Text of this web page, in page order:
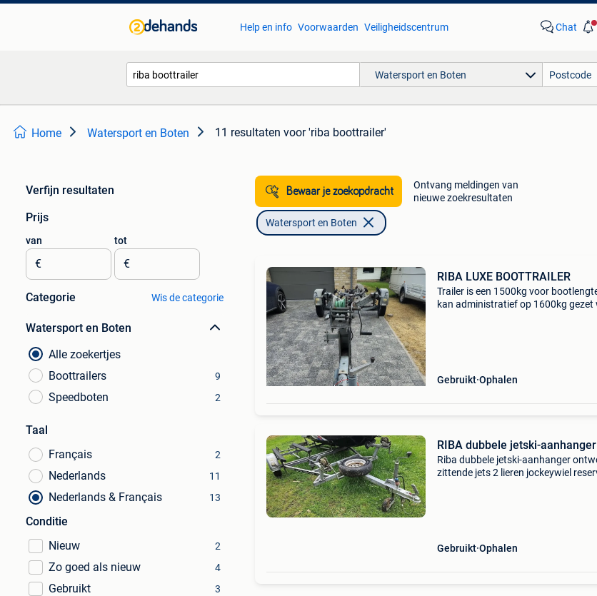
Help en info Voorwaarden Veiligheidscentrum Chat
Watersport en Boten
Home Watersport en Boten 11 resultaten voor 'riba boottrailer'
Verfijn resultaten
Prijs
van
€
tot
€
Categorie Wis de categorie
Watersport en Boten
Alle zoekertjes
Boottrailers
9
Speedboten 2
Taal
Français
2
Nederlands 11
Nederlands & Français 13
Conditie
Nieuw
2
Zo goed als nieuw 4
Gebruikt 3
Bewaar je zoekopdracht
Ontvang meldingen van
nieuwe zoekresultaten
Watersport en Boten
RIBA LUXE BOOTTRAILER
Trailer is een 1500kg voor
kan administratief op 1600kg gezet
Gebruikt Ophalen
RIBA dubbele jetski-aanhanger
Riba dubbele jetski-aanhanger
zittende jets 2 lieren jockeywiel
Gebruikt Ophalen